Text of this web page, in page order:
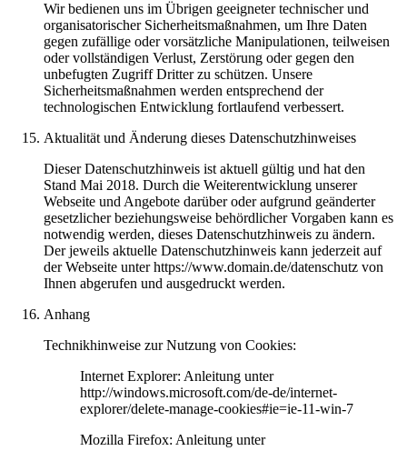
Wir bedienen uns im Übrigen geeigneter technischer und
organisatorischer Sicherheitsmaßnahmen, um Ihre Daten
gegen zufällige oder vorsätzliche Manipulationen, teilweisen
oder vollständigen Verlust, Zerstörung oder gegen den
unbefugten Zugriff Dritter zu schützen. Unsere
Sicherheitsmaßnahmen werden entsprechend der
technologischen Entwicklung fortlaufend verbessert.
Aktualität und Änderung dieses Datenschutzhinweises
Dieser Datenschutzhinweis ist aktuell gültig und hat den
Stand Mai 2018. Durch die Weiterentwicklung unserer
Webseite und Angebote darüber oder aufgrund geänderter
gesetzlicher beziehungsweise behördlicher Vorgaben kann es
notwendig werden, dieses Datenschutzhinweis zu ändern.
Der jeweils aktuelle Datenschutzhinweis kann jederzeit auf
der Webseite unter https://www.domain.de/datenschutz von
Ihnen abgerufen und ausgedruckt werden.
Anhang
Technikhinweise zur Nutzung von Cookies:
Internet Explorer: Anleitung unter
http://windows.microsoft.com/de-de/internet-
explorer/delete-manage-cookies#ie=ie-11-win-7
Mozilla Firefox: Anleitung unter